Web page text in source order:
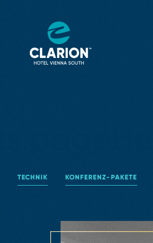
TECHNIK KONFERENZ⁠-⁠PAKETE